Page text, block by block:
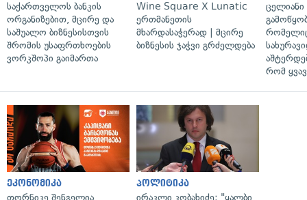
საქართველოს ბანკის
ორგანიზებით, მცირე და
საშუალო ბიზნესისთვის
შრომის უსაფრთხოების
ვორკშოპი გაიმართა
Wine Square X Lunatic
ერთმანეთის
მხარდასაჭერად | მცირე
ბიზნესის ჯაჭვი გრძელდება
რომელიც
რომ
ეკონომიკა პოლიტიკა